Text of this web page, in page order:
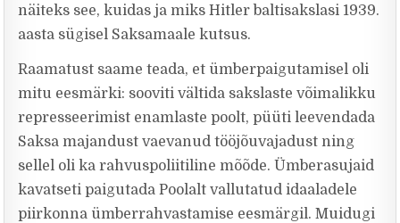
näiteks see, kuidas ja miks Hitler baltisakslasi 1939.
aasta sügisel Saksamaale kutsus.
Raamatust saame teada, et ümberpaigutamisel oli
mitu eesmärki: sooviti vältida sakslaste võimalikku
represseerimist enamlaste poolt, püüti leevendada
Saksa majandust vaevanud tööjõuvajadust ning
sellel oli ka rahvuspoliitiline mõõde. Ümberasujaid
kavatseti paigutada Poolalt vallutatud idaaladele
piirkonna ümberrahvastamise eesmärgil. Muidugi